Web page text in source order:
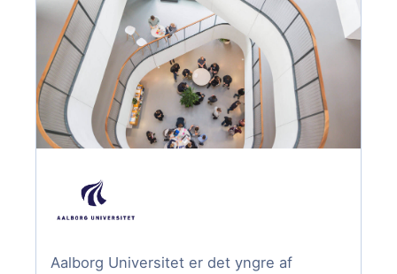
Aalborg Universitet er det yngre af